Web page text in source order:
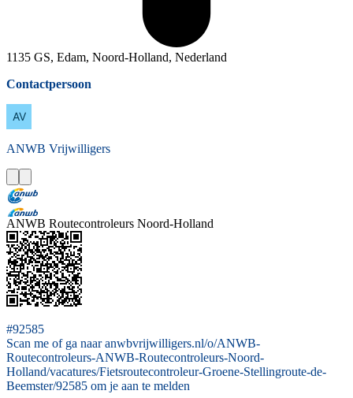
1135 GS, Edam, Noord-Holland, Nederland
Contactpersoon
ANWB Vrijwilligers
ANWB Routecontroleurs Noord-Holland
#92585
Scan me of ga naar anwbvrijwilligers.nl/o/ANWB-
Routecontroleurs-ANWB-Routecontroleurs-Noord-
Holland/vacatures/Fietsroutecontroleur-Groene-Stellingroute-de-
Beemster/92585 om je aan te melden